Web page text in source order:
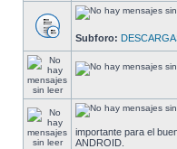
Subforo:
importante para el
ANDROID.